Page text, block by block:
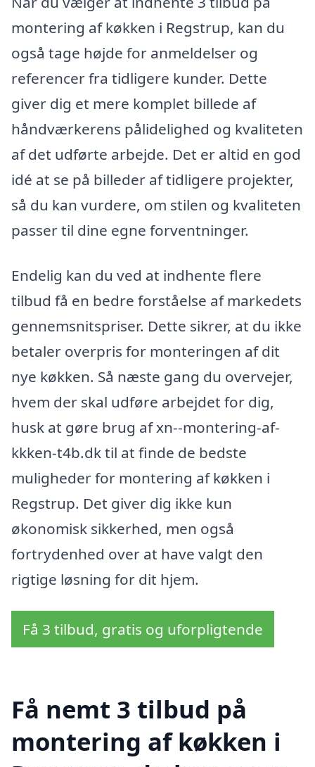
montering af køkken i Regstrup, kan du
også tage højde for anmeldelser og
referencer fra tidligere kunder. Dette
giver dig et mere komplet billede af
håndværkerens pålidelighed og kvaliteten
af det udførte arbejde. Det er altid en god
idé at se på billeder af tidligere projekter,
så du kan vurdere, om stilen og kvaliteten
passer til dine egne forventninger.
Endelig kan du ved at indhente flere
tilbud få en bedre forståelse af markedets
gennemsnitspriser. Dette sikrer, at du ikke
betaler overpris for monteringen af dit
nye køkken. Så næste gang du overvejer,
hvem der skal udføre arbejdet for dig,
husk at gøre brug af xn--montering-af-
kkken-t4b.dk til at finde de bedste
muligheder for montering af køkken i
Regstrup. Det giver dig ikke kun
økonomisk sikkerhed, men også
fortrydenhed over at have valgt den
rigtige løsning for dit hjem.
Få 3 tilbud, gratis og uforpligtende
Få nemt 3 tilbud på
montering af køkken i